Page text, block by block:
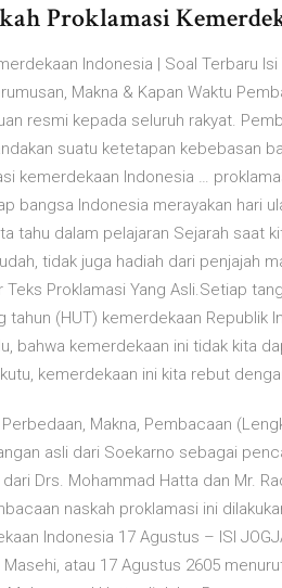
Proklamasi
Indonesia | Soal Terbaru
Makna & Kapan Waktu
resmi kepada seluruh rakyat.
suatu ketetapan kebebasan
kemerdekaan Indonesia …
bangsa Indonesia merayakan hari
tahu dalam pelajaran Sejarah saat
tidak juga hadiah dari penjajah
Teks Proklamasi Yang Asli.Setiap
tahun (HUT) kemerdekaan
bahwa kemerdekaan ini tidak kita
kemerdekaan ini kita rebut
Makna, Pembacaan
asli dari Soekarno sebagai
Drs. Mohammad Hatta dan Mr.
naskah proklamasi ini
Indonesia 17 Agustus – ISI
atau 17 Agustus 2605